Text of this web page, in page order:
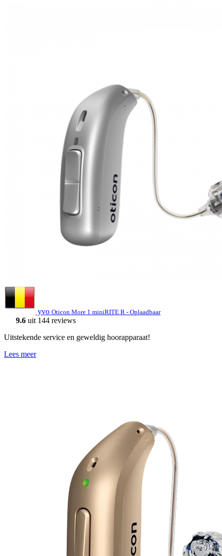
yvo Oticon More 1 miniRITE R - Oplaadbaar
9.6 uit 144 reviews
Uitstekende service en geweldig hoorapparaat!
Lees meer